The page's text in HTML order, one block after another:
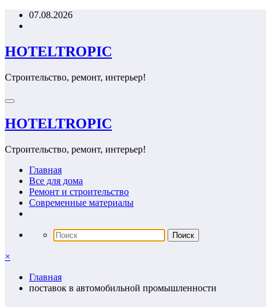
Перейти07.08.2026
HOTELTROPIC
Строительство, ремонт, интерьер!
HOTELTROPIC
Строительство, ремонт, интерьер!
Главная
Все для дома
Ремонт и строительство
Современные материалы
×
Главная
поставок в автомобильной промышленности